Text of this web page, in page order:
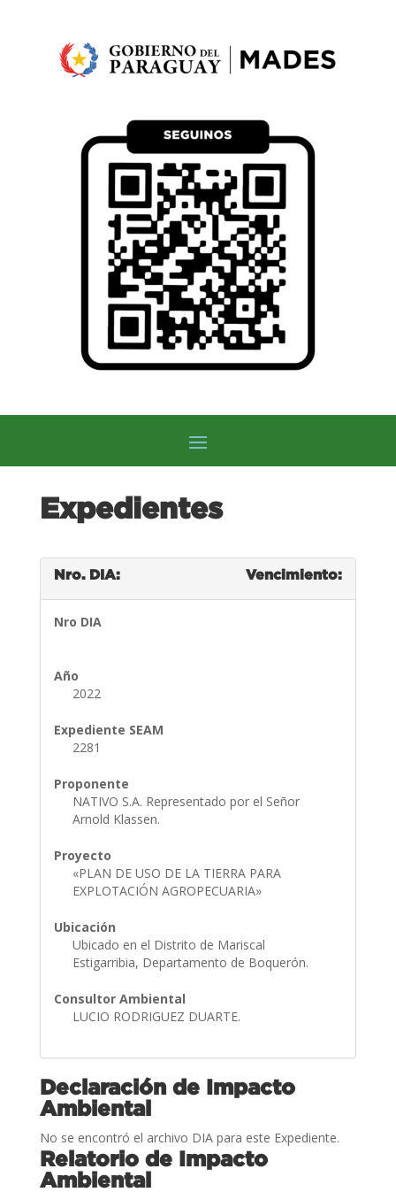
Expedientes
Nro. DIA: Vencimiento:
Nro DIA
Año
2022
Expediente SEAM
2281
Proponente
NATIVO S.A. Representado por el Señor
Arnold Klassen.
Proyecto
«PLAN DE USO DE LA TIERRA PARA
EXPLOTACIÓN AGROPECUARIA»
Ubicación
Ubicado en el Distrito de Mariscal
Estigarribia, Departamento de Boquerón.
Consultor Ambiental
LUCIO RODRIGUEZ DUARTE.
Declaración de Impacto
Ambiental
No se encontró el archivo DIA para este Expediente.
Relatorio de Impacto
Ambiental